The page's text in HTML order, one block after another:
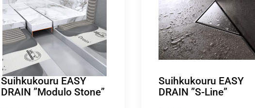
Suihkukouru EASY
DRAIN ”Modulo Stone”
Suihkukouru EASY
DRAIN ”S-Line”